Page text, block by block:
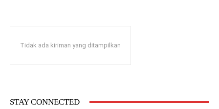
Tidak ada kiriman yang ditampilkan
STAY CONNECTED